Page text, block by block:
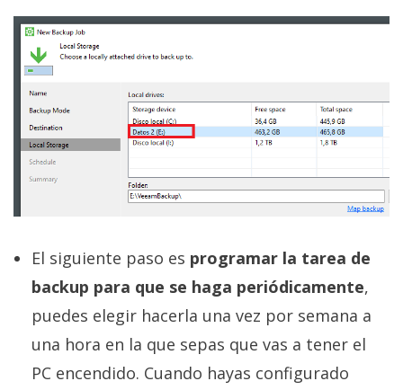
El siguiente paso es programar la tarea de
backup para que se haga periódicamente,
puedes elegir hacerla una vez por semana a
una hora en la que sepas que vas a tener el
PC encendido. Cuando hayas configurado